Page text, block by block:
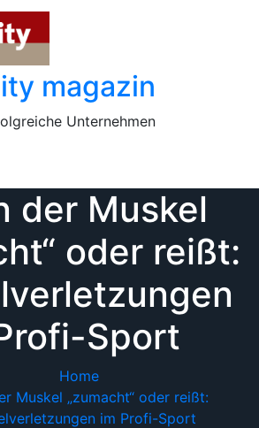
magazin
Unternehmen
der Muskel
oder reißt:
Sport
Home
Muskel „zumacht“ oder reißt:
im Profi-Sport